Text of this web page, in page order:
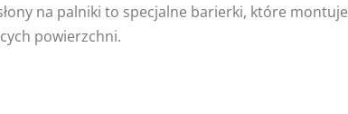
na palniki to specjalne barierki, które montuje
powierzchni.